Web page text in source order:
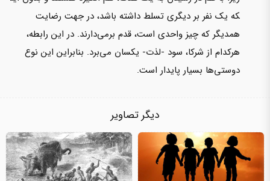
که یک نفر بر دیگری تسلط داشته باشد، در جهت رضایت
همدیگر که چیز واحدی است، قدم برمی‌دارند. در این رابطه،
هرکدام از شرکا، سود -لذت- یکسان می‌برد. بنابراین این نوع
دوستی‌ها بسیار پایدار است.
دیگر تصاویر